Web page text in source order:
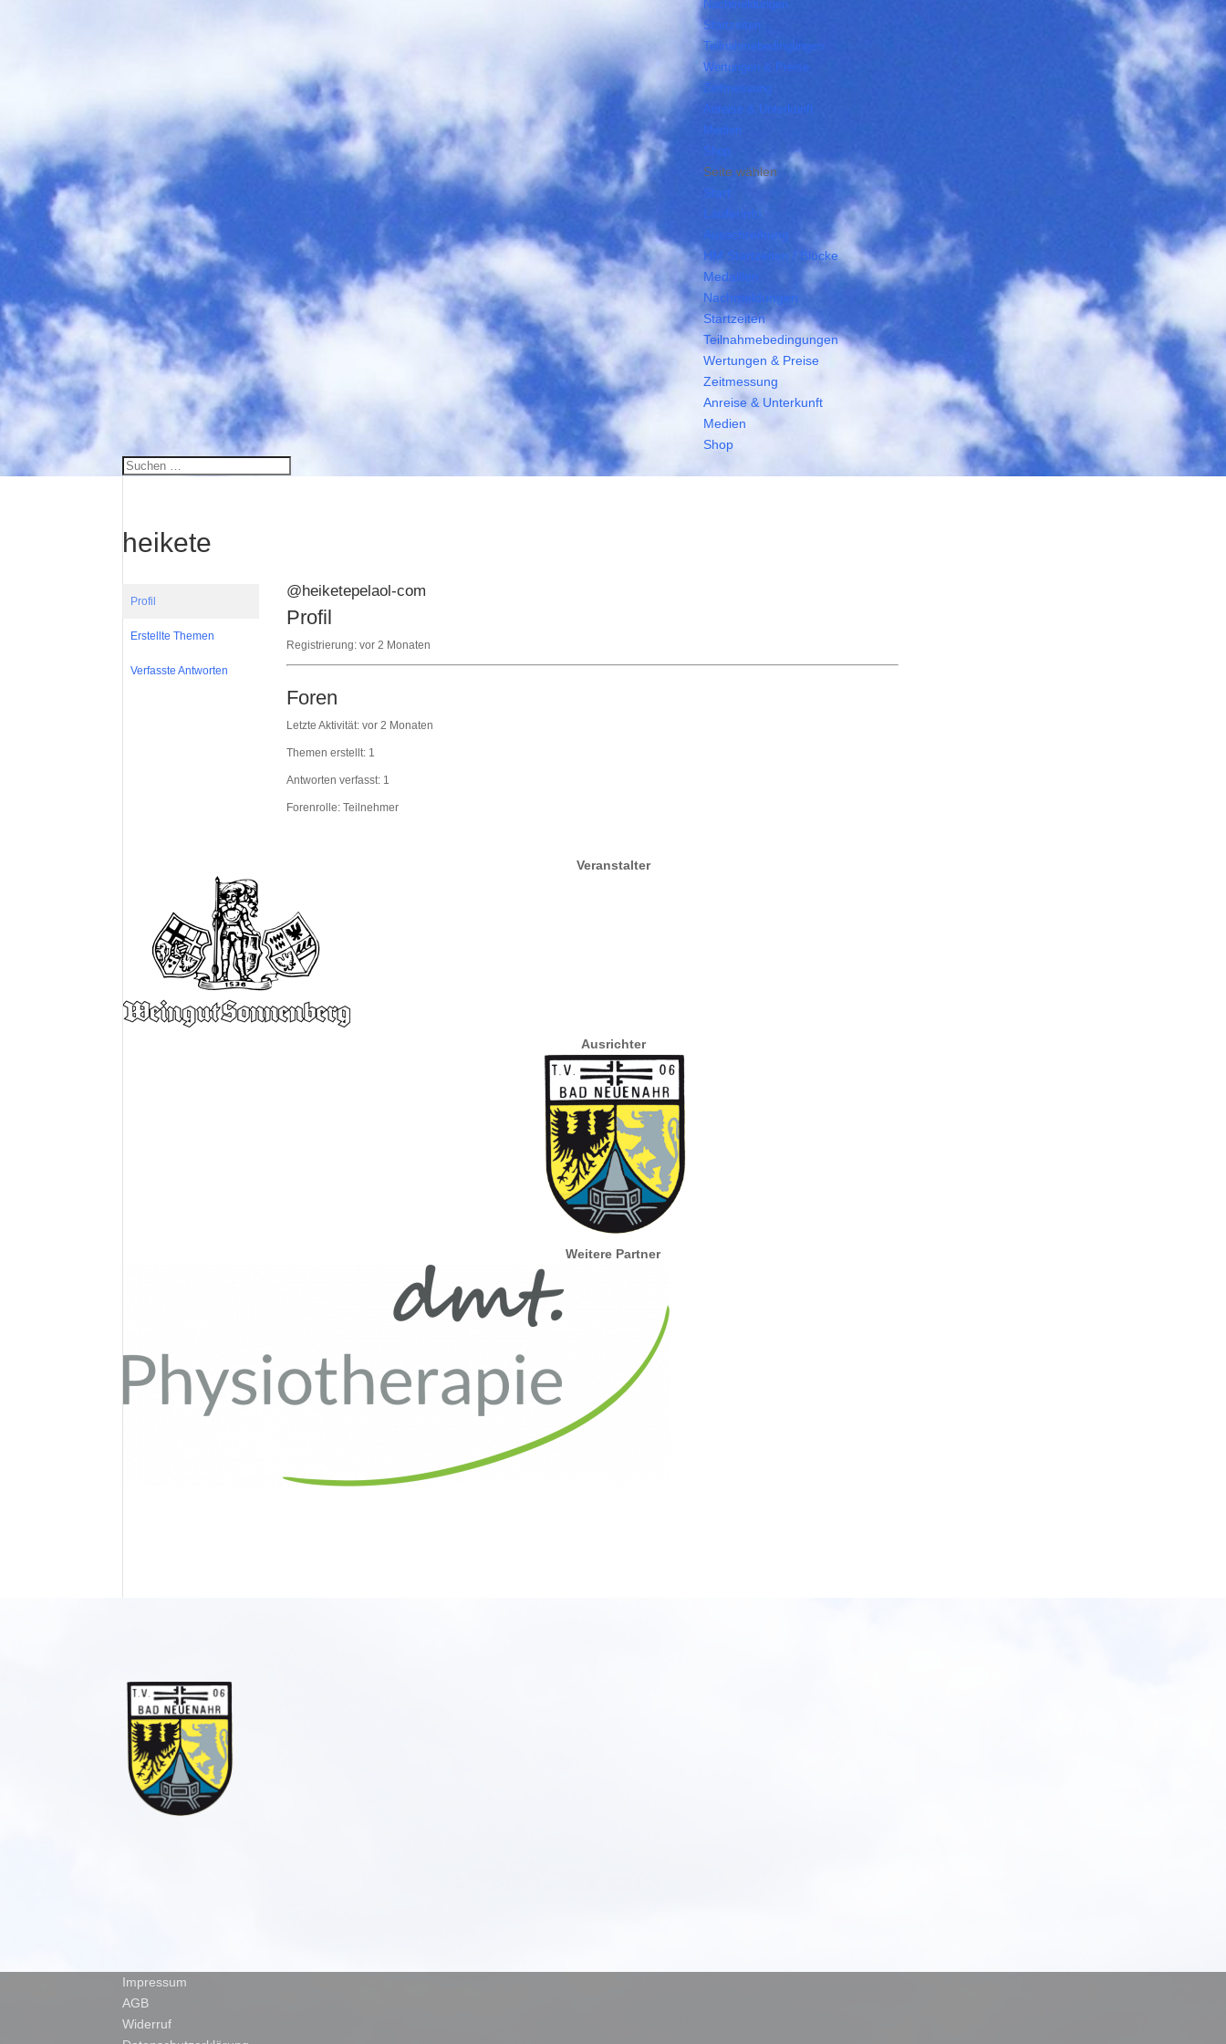
Nachmeldungen
Startzeiten
Teilnahmebedingungen
Wertungen & Preise
Zeitmessung
Anreise & Unterkunft
Medien
Shop
Seite wählen
Start
Läuferinfo
Ausschreibung
HM Startzeiten / Blöcke
Medaillen
Nachmeldungen
Startzeiten
Teilnahmebedingungen
Wertungen & Preise
Zeitmessung
Anreise & Unterkunft
Medien
Shop
heikete
Profil
Erstellte Themen
Verfasste Antworten
@heiketepelaol-com
Profil
Registrierung: vor 2 Monaten
Foren
Letzte Aktivität: vor 2 Monaten
Themen erstellt: 1
Antworten verfasst: 1
Forenrolle: Teilnehmer
Veranstalter
Ausrichter
Weitere Partner
Impressum
AGB
Widerruf